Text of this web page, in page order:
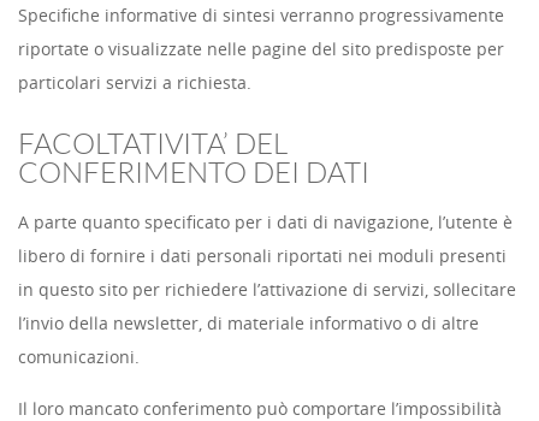
Specifiche informative di sintesi verranno progressivamente
riportate o visualizzate nelle pagine del sito predisposte per
particolari servizi a richiesta.
FACOLTATIVITA’ DEL
CONFERIMENTO DEI DATI
A parte quanto specificato per i dati di navigazione, l’utente è
libero di fornire i dati personali riportati nei moduli presenti
in questo sito per richiedere l’attivazione di servizi, sollecitare
l’invio della newsletter, di materiale informativo o di altre
comunicazioni.
Il loro mancato conferimento può comportare l’impossibilità